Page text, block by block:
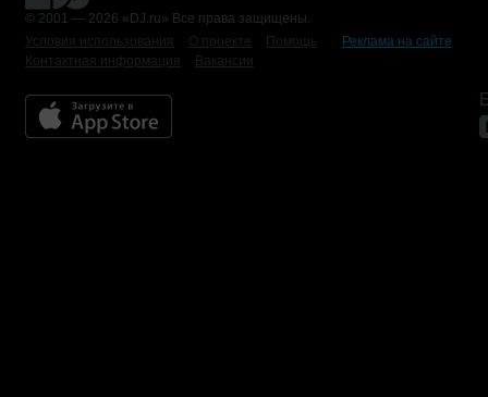
© 2001 — 2026 «DJ.ru» Все права защищены.
Условия использования
О проекте Помощь
Реклама на сайте
Контактная информация
Вакансии